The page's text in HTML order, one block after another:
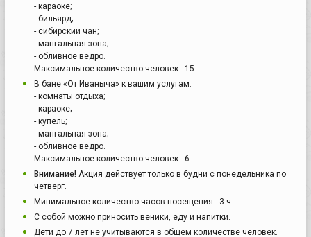
- караоке;
- бильярд;
- сибирский чан;
- мангальная зона;
- обливное ведро.
Максимальное количество человек - 15.
В бане «От Иваныча» к вашим услугам:
- комнаты отдыха;
- караоке;
- купель;
- мангальная зона;
- обливное ведро.
Максимальное количество человек - 6.
Внимание! Акция действует только в будни с понедельника по
четверг.
Минимальное количество часов посещения - 3 ч.
С собой можно приносить веники, еду и напитки.
Дети до 7 лет не учитываются в общем количестве человек.